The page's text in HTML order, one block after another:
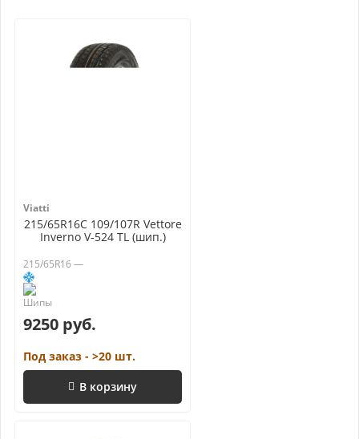
Viatti
215/65R16C 109/107R Vettore
Inverno V-524 TL (шип.)
215/65R16 —
9250 руб.
Под заказ - >20 шт.
В корзину